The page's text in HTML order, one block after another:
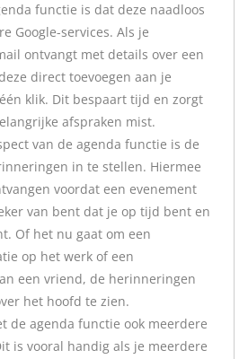
functie is dat deze naadloos
Google-services. Als je
ontvangt met details over een
direct toevoegen aan je
klik. Dit bespaart tijd en zorgt
afspraken mist.
van de agenda functie is de
in te stellen. Hiermee
voordat een evenement
van bent dat je op tijd bent en
Of het nu gaat om een
op het werk of een
een vriend, de herinneringen
het hoofd te zien.
de agenda functie ook meerdere
is vooral handig als je meerdere